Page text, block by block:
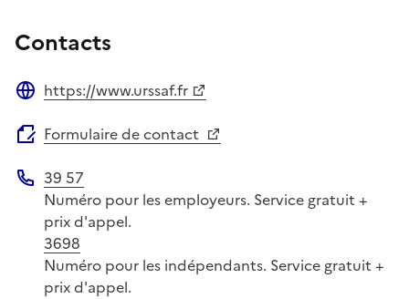
Contacts
https://www.urssaf.fr
Formulaire de contact
Téléphone
39 57
Numéro pour les employeurs. Service gratuit +
prix d'appel.
3698
Numéro pour les indépendants. Service gratuit +
prix d'appel.